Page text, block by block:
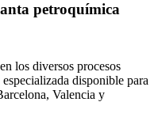
petroquímica
los diversos procesos
disponible para
Valencia y